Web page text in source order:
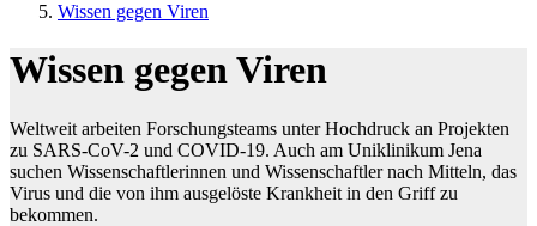
Wissen gegen Viren
Wissen gegen Viren
Weltweit arbeiten Forschungsteams unter Hochdruck an Projekten
zu SARS-CoV-2 und COVID-19. Auch am Uniklinikum Jena
suchen Wissenschaftlerinnen und Wissenschaftler nach Mitteln, das
Virus und die von ihm ausgelöste Krankheit in den Griff zu
bekommen.